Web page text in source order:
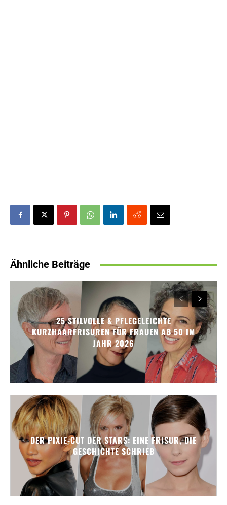
Ähnliche Beiträge
25 STILVOLLE & PFLEGELEICHTE
KURZHAARFRISUREN FÜR FRAUEN AB 50 IM
JAHR 2026
DER PIXIE-CUT DER STARS: EINE FRISUR, DIE
GESCHICHTE SCHRIEB